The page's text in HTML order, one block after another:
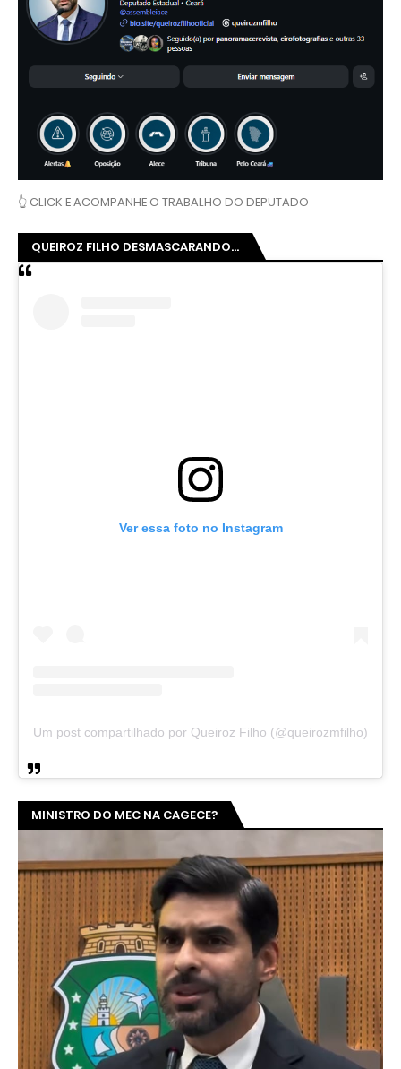
👆 CLICK E ACOMPANHE O TRABALHO DO DEPUTADO
QUEIROZ FILHO DESMASCARANDO...
Ver essa foto no Instagram
Um post compartilhado por Queiroz Filho (@queirozmfilho)
MINISTRO DO MEC NA CAGECE?